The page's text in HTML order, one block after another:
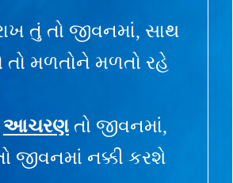
તું તો જીવનમાં, સાથ
તો મળતોને મળતો રહે
આચરણ તો જીવનમાં,
જીવનમાં નક્કી કરશે